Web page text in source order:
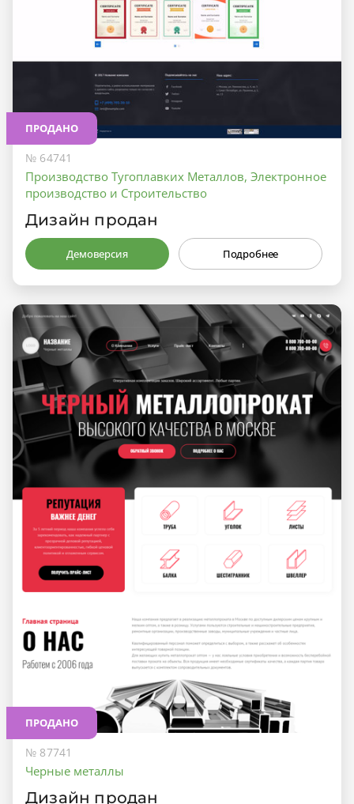
ПРОДАНО
№ 64741
Производство Тугоплавких Металлов, Электронное
производство и Строительство
Дизайн продан
Демоверсия Подробнее
ПРОДАНО
№ 87741
Черные металлы
Дизайн продан